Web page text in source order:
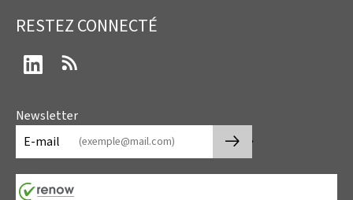
RESTEZ CONNECTÉ
LinkedIn
Newsletter
E-mail
🡒